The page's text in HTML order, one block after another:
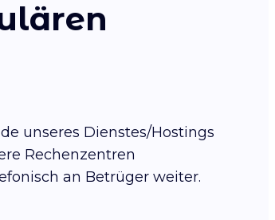
unseres Dienstes/Hostings
Rechenzentren
an Betrüger weiter.